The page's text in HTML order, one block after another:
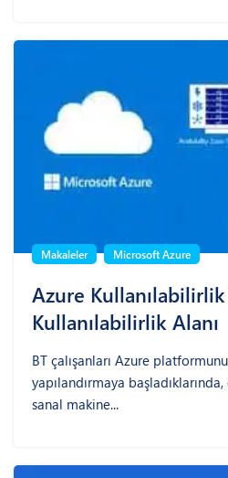
Makaleler Microsoft Azure
Azure
Kullanılabilirlik Alanı
BT çalışanları Azure
yapılandırmaya
sanal makine...